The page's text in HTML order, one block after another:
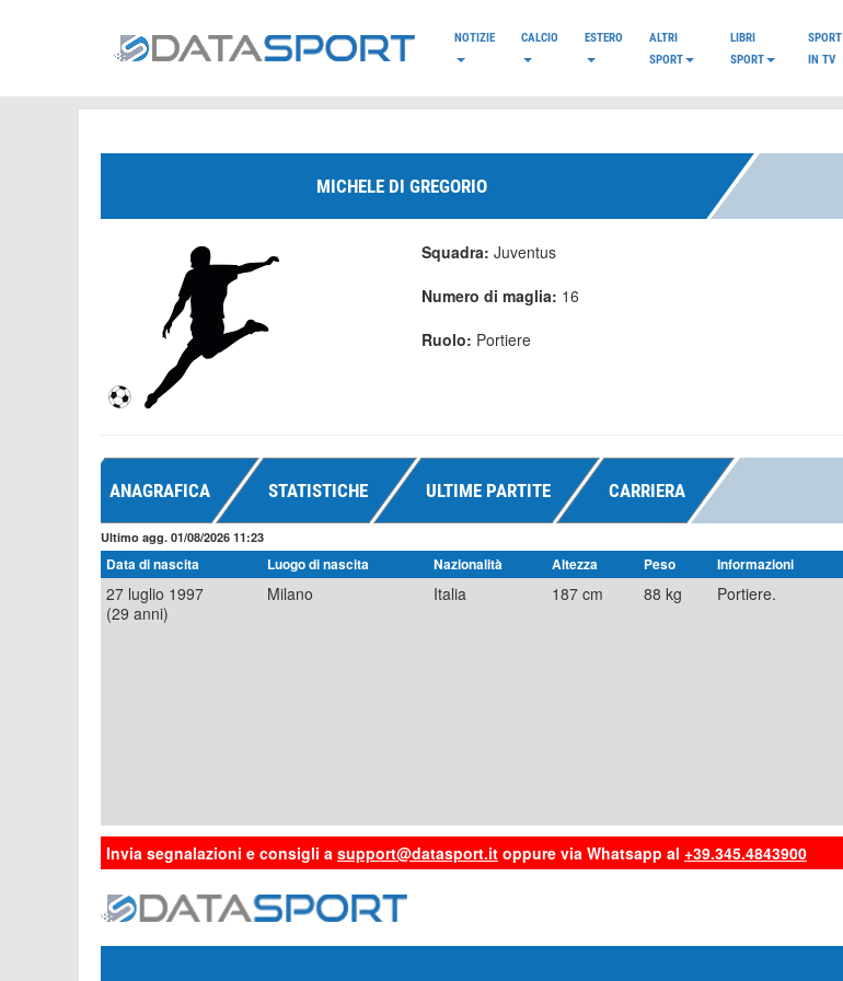
NOTIZIE CALCIO ESTERO
ALTRI
SPORT
LIBRI
SPORT
SPORT
IN TV
MICHELE DI GREGORIO
Squadra: Juventus
Numero di maglia: 16
Ruolo: Portiere
ANAGRAFICA STATISTICHE ULTIME PARTITE CARRIERA
Ultimo agg. 01/08/2026 11:23
Data di nascita Luogo di nascita Nazionalità Altezza Peso Informazioni
27 luglio 1997
(29 anni)
Milano Italia 187 cm 88 kg Portiere.
Invia segnalazioni e consigli a support@datasport.it oppure via Whatsapp al +39.345.4843900